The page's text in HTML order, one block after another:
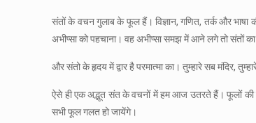
संतों के वचन गुलाब के फूल हैं। विज्ञान, गणित, तर्क और भाषा
अभीप्सा को पहचाना। वह अभीप्सा समझ में आने लगे तो संतों
और संतो के हृदय में द्वार है परमात्मा का। तुम्हारे सब मंदिर,
ऐसे ही एक अद्भूत संत के वचनों में हम आज उतरते हैं। फूलों की
सभी फूल गलत हो जायेंगे।